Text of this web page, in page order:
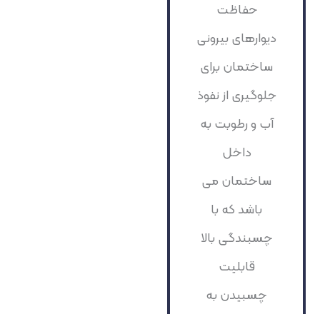
حفاظت
دیوارهای بیرونی
ساختمان برای
جلوگیری از نفوذ
آب و رطوبت به
داخل
ساختمان می
باشد که با
چسبندگی بالا
قابلیت
چسبیدن به